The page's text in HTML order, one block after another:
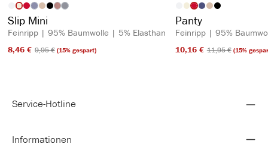
Artikelfarbeauswählen
(Diese Option ist zurzeit nicht verfügbar.)
(Diese Option ist zurzeit nicht verfügbar.)
(Diese Option ist zurzeit nicht verfügbar.)
Slip Mini
Feinripp | 95% Baumwolle | 5% Elasthan
8,46 €​ 9,95 €​(15% gespart)
Artikelfarbe
Panty
Feinripp | 95%
10,16 €​ 11,95 €​(15%
Service-Hotline
Informationen